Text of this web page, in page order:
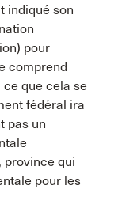
indiqué son
pour
comprend
que cela se
fédéral ira
pas un
province qui
pour les